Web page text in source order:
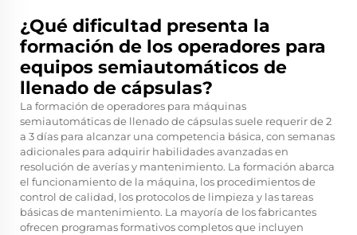
¿Qué dificultad presenta la
formación de los operadores para
equipos semiautomáticos de
llenado de cápsulas?
La formación de operadores para máquinas
semiautomáticas de llenado de cápsulas suele requerir de 2
a 3 días para alcanzar una competencia básica, con semanas
adicionales para adquirir habilidades avanzadas en
resolución de averías y mantenimiento. La formación abarca
el funcionamiento de la máquina, los procedimientos de
control de calidad, los protocolos de limpieza y las tareas
básicas de mantenimiento. La mayoría de los fabricantes
ofrecen programas formativos completos que incluyen